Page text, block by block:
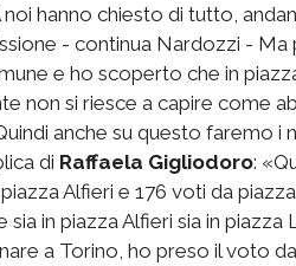
hanno chiesto di tutto,
- continua Nardozzi - Ma
e ho scoperto che in
non si riesce a capire come
anche su questo faremo i
di Raffaela Gigliodoro:
Alfieri e 176 voti da
in piazza Alfieri sia in piazza
a Torino, ho preso il voto